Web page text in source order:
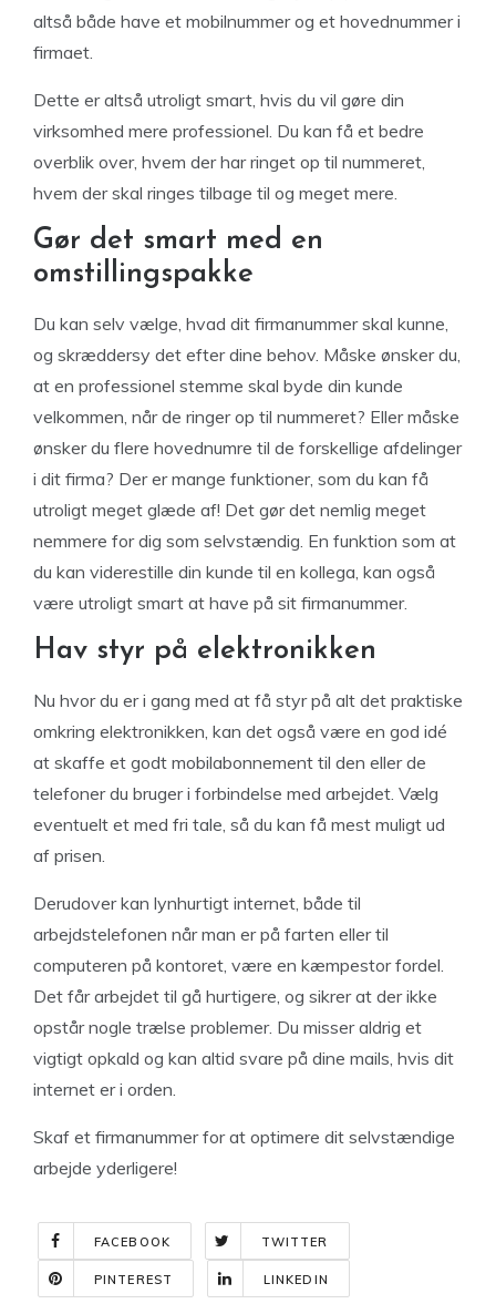
altså både have et mobilnummer og et hovednummer i
firmaet.
Dette er altså utroligt smart, hvis du vil gøre din
virksomhed mere professionel. Du kan få et bedre
overblik over, hvem der har ringet op til nummeret,
hvem der skal ringes tilbage til og meget mere.
Gør det smart med en
omstillingspakke
Du kan selv vælge, hvad dit firmanummer skal kunne,
og skræddersy det efter dine behov. Måske ønsker du,
at en professionel stemme skal byde din kunde
velkommen, når de ringer op til nummeret? Eller måske
ønsker du flere hovednumre til de forskellige afdelinger
i dit firma? Der er mange funktioner, som du kan få
utroligt meget glæde af! Det gør det nemlig meget
nemmere for dig som selvstændig. En funktion som at
du kan viderestille din kunde til en kollega, kan også
være utroligt smart at have på sit firmanummer.
Hav styr på elektronikken
Nu hvor du er i gang med at få styr på alt det praktiske
omkring elektronikken, kan det også være en god idé
at skaffe et godt mobilabonnement til den eller de
telefoner du bruger i forbindelse med arbejdet. Vælg
eventuelt et med fri tale, så du kan få mest muligt ud
af prisen.
Derudover kan lynhurtigt internet, både til
arbejdstelefonen når man er på farten eller til
computeren på kontoret, være en kæmpestor fordel.
Det får arbejdet til gå hurtigere, og sikrer at der ikke
opstår nogle trælse problemer. Du misser aldrig et
vigtigt opkald og kan altid svare på dine mails, hvis dit
internet er i orden.
Skaf et firmanummer for at optimere dit selvstændige
arbejde yderligere!
FACEBOOK TWITTER
PINTEREST LINKEDIN